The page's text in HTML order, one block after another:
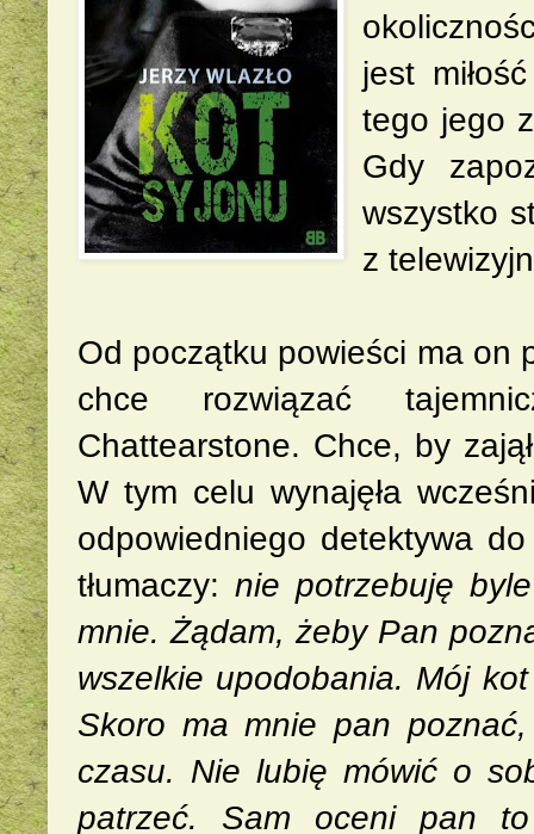
jest
tego jego
Gdy
wszystko
z
Od początku powieści ma on
chce rozwiązać
Chattearstone. Chce, by
W tym celu wynajęła
odpowiedniego detektywa
tłumaczy: nie potrzebuję
mnie. Żądam, żeby Pan
wszelkie upodobania. Mój
Skoro ma mnie pan
czasu. Nie lubię mówić o
patrzeć. Sam oceni pan